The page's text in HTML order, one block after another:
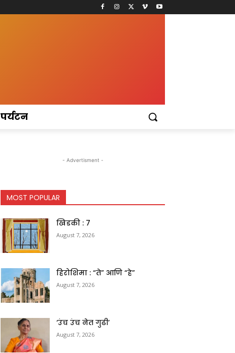
पर्यटन
- Advertisment -
MOST POPULAR
खिडकी : 7
August 7, 2026
हिरोशिमा : “ते” आणि “हे”
August 7, 2026
‘उंच उंच नेत गुढी’
August 7, 2026